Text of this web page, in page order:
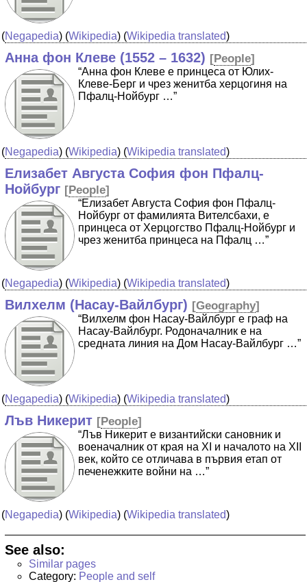
(Negapedia) (Wikipedia) (Wikipedia translated)
Анна фон Клеве (1552 – 1632) [People]
“Анна фон Клеве е принцеса от Юлих-
Клеве-Берг и чрез женитба херцогиня на
Пфалц-Нойбург …”
(Negapedia) (Wikipedia) (Wikipedia translated)
Елизабет Августа София фон Пфалц-
Нойбург [People]
“Елизабет Августа София фон Пфалц-
Нойбург от фамилията Вителсбахи, е
принцеса от Херцогство Пфалц-Нойбург и
чрез женитба принцеса на Пфалц …”
(Negapedia) (Wikipedia) (Wikipedia translated)
Вилхелм (Насау-Вайлбург) [Geography]
“Вилхелм фон Насау-Вайлбург е граф на
Насау-Вайлбург. Родоначалник е на
средната линия на Дом Насау-Вайлбург …”
(Negapedia) (Wikipedia) (Wikipedia translated)
Лъв Никерит [People]
“Лъв Никерит е византийски сановник и
военачалник от края на XI и началото на XII
век, който се отличава в първия етап от
печенежките войни на …”
(Negapedia) (Wikipedia) (Wikipedia translated)
See also:
Similar pages
Category: People and self